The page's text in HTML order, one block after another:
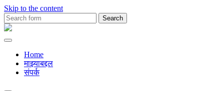
Skip to the content
Search
for:Premachya
Home
माझ्याबद्दल
संपर्क